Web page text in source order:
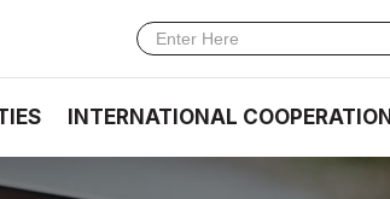
INTERNATIONAL COOPERATION